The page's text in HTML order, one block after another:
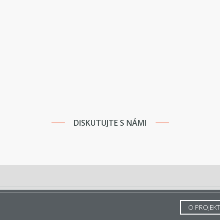
DISKUTUJTE S NÁMI
O